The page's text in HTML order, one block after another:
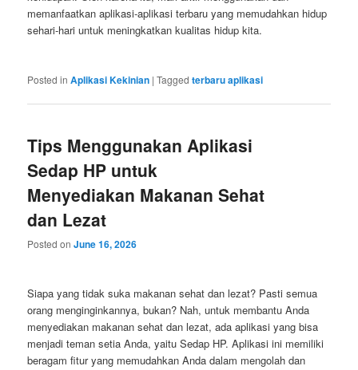
memanfaatkan aplikasi-aplikasi terbaru yang memudahkan hidup
sehari-hari untuk meningkatkan kualitas hidup kita.
Posted in Aplikasi Kekinian |Tagged terbaru aplikasi
Tips Menggunakan Aplikasi
Sedap HP untuk
Menyediakan Makanan Sehat
dan Lezat
Posted onJune 16, 2026
Siapa yang tidak suka makanan sehat dan lezat? Pasti semua
orang menginginkannya, bukan? Nah, untuk membantu Anda
menyediakan makanan sehat dan lezat, ada aplikasi yang bisa
menjadi teman setia Anda, yaitu Sedap HP. Aplikasi ini memiliki
beragam fitur yang memudahkan Anda dalam mengolah dan